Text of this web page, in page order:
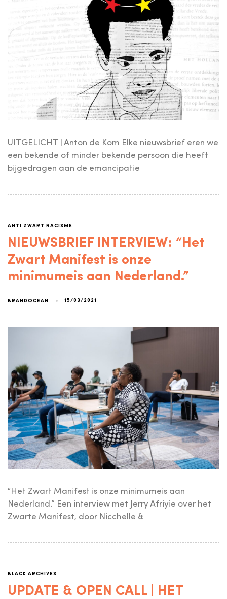
UITGELICHT | Anton de Kom Elke nieuwsbrief eren we
een bekende of minder bekende persoon die heeft
bijgedragen aan de emancipatie
ANTI ZWART RACISME
NIEUWSBRIEF INTERVIEW: “Het
Zwart Manifest is onze
minimumeis aan Nederland.”
BRANDOCEAN 15/03/2021
“Het Zwart Manifest is onze minimumeis aan
Nederland.” Een interview met Jerry Afriyie over het
Zwarte Manifest, door Nicchelle &
BLACK ARCHIVES
UPDATE & OPEN CALL | HET